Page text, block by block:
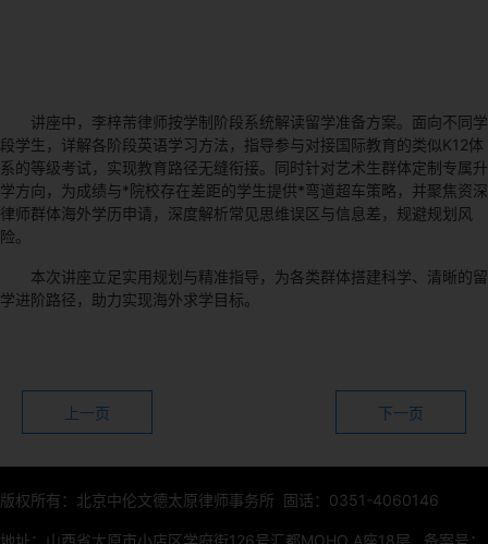
讲座中，李梓芾律师按学制阶段系统解读留学准备方案。面向不同学
段学生，详解各阶段英语学习方法，指导参与对接国际教育的类似K12体
系的等级考试，实现教育路径无缝衔接。同时针对艺术生群体定制专属升
学方向，为成绩与*院校存在差距的学生提供*弯道超车策略，并聚焦资深
律师群体海外学历申请，深度解析常见思维误区与信息差，规避规划风
险。
本次讲座立足实用规划与精准指导，为各类群体搭建科学、清晰的留
学进阶路径，助力实现海外求学目标。
上一页 下一页
版权所有：北京中伦文德太原律师事务所 固话：0351-4060146